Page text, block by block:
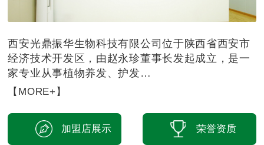
西安光鼎振华生物科技有限公司位于陕西省西安市
经济技术开发区，由赵永珍董事长发起成立，是一
家专业从事植物养发、护发…
【MORE+】
加盟店展示 荣誉资质